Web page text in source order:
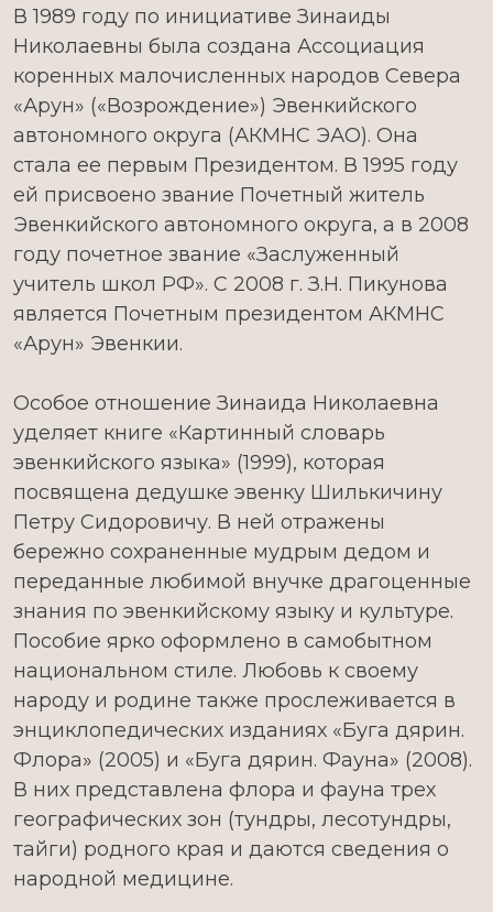
В 1989 году по инициативе Зинаиды
Николаевны была создана Ассоциация
коренных малочисленных народов Севера
«Арун» («Возрождение») Эвенкийского
автономного округа (АКМНС ЭАО). Она
стала ее первым Президентом. В 1995 году
ей присвоено звание Почетный житель
Эвенкийского автономного округа, а в 2008
году почетное звание «Заслуженный
учитель школ РФ». С 2008 г. З.Н. Пикунова
является Почетным президентом АКМНС
«Арун» Эвенкии.
Особое отношение Зинаида Николаевна
уделяет книге «Картинный словарь
эвенкийского языка» (1999), которая
посвящена дедушке эвенку Шилькичину
Петру Сидоровичу. В ней отражены
бережно сохраненные мудрым дедом и
переданные любимой внучке драгоценные
знания по эвенкийскому языку и культуре.
Пособие ярко оформлено в самобытном
национальном стиле. Любовь к своему
народу и родине также прослеживается в
энциклопедических изданиях «Буга дярин.
Флора» (2005) и «Буга дярин. Фауна» (2008).
В них представлена флора и фауна трех
географических зон (тундры, лесотундры,
тайги) родного края и даются сведения о
народной медицине.